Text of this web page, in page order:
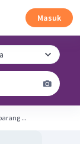
Masuk
...